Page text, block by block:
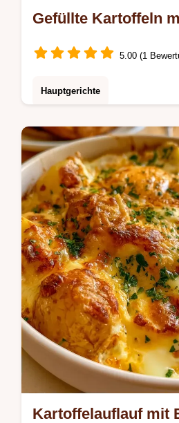
Gefüllte Kartoffeln
5.00 (1
Hauptgerichte
funktioniert erklärt, wie
kross wird. Gefüllte
herzhafter Küche.
Kartoffelauflauf mit